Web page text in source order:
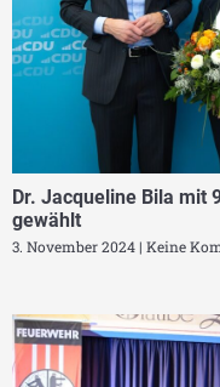
Dr. Jacqueline Bila mit
gewählt
3. November 2024 Keine